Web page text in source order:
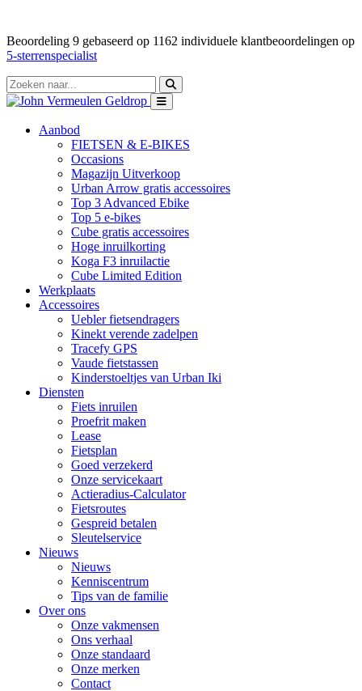
Beoordeling 9 gebaseerd op 1162 individuele klantbeoordelingen op
5-sterrenspecialist
Aanbod
FIETSEN & E-BIKES
Occasions
Magazijn Uitverkoop
Urban Arrow gratis accessoires
Top 3 Advanced Ebike
Top 5 e-bikes
Cube gratis accessoires
Hoge inruilkorting
Koga F3 inruilactie
Cube Limited Edition
Werkplaats
Accessoires
Uebler fietsendragers
Kinekt verende zadelpen
Tracefy GPS
Vaude fietstassen
Kinderstoeltjes van Urban Iki
Diensten
Fiets inruilen
Proefrit maken
Lease
Fietsplan
Goed verzekerd
Onze servicekaart
Actieradius-Calculator
Fietsroutes
Gespreid betalen
Sleutelservice
Nieuws
Nieuws
Kenniscentrum
Tips van de familie
Over ons
Onze vakmensen
Ons verhaal
Onze standaard
Onze merken
Contact